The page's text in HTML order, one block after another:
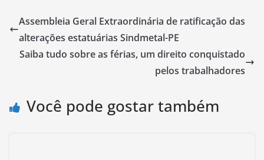
Assembleia Geral Extraordinária de ratificação das
alterações estatuárias Sindmetal-PE
Saiba tudo sobre as férias, um direito conquistado
pelos trabalhadores
Você pode gostar também